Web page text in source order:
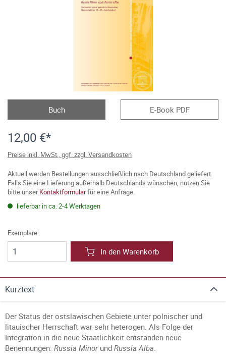
Buch E-Book PDF
12,00 €*
Preise inkl. MwSt., ggf. zzgl. Versandkosten
Aktuell werden Bestellungen ausschließlich nach Deutschland geliefert.
Falls Sie eine Lieferung außerhalb Deutschlands wünschen, nutzen Sie
bitte unserKontaktformularfür eine Anfrage.
lieferbar in ca. 2-4 Werktagen
Exemplare:
In den Warenkorb
Kurztext
Der Status der ostslawischen Gebiete unter polnischer und
litauischer Herrschaft war sehr heterogen. Als Folge der
Integration in die neue Staatlichkeit entstanden neue
Benennungen: Russia Minorund Russia Alba.